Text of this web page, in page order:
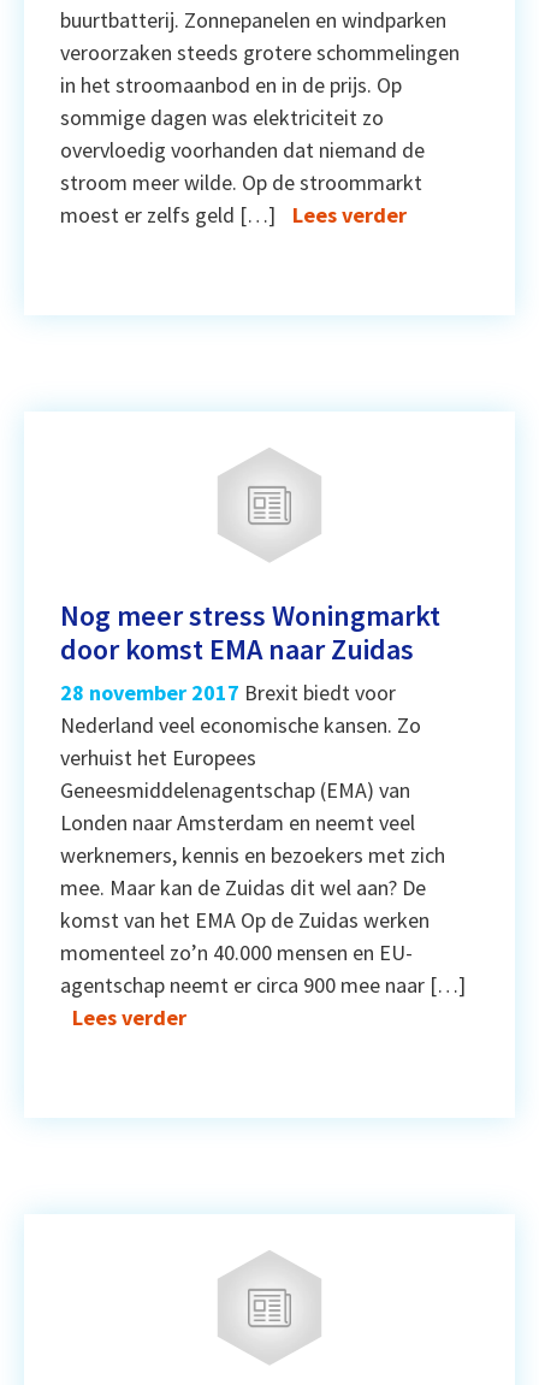
buurtbatterij. Zonnepanelen en windparken
veroorzaken steeds grotere schommelingen
in het stroomaanbod en in de prijs. Op
sommige dagen was elektriciteit zo
overvloedig voorhanden dat niemand de
stroom meer wilde. Op de stroommarkt
moest er zelfs geld […]
Lees verder
Nog meer stress Woningmarkt
door komst EMA naar Zuidas
28 november 2017 Brexit biedt voor
Nederland veel economische kansen. Zo
verhuist het Europees
Geneesmiddelenagentschap (EMA) van
Londen naar Amsterdam en neemt veel
werknemers, kennis en bezoekers met zich
mee. Maar kan de Zuidas dit wel aan? De
komst van het EMA Op de Zuidas werken
momenteel zo’n 40.000 mensen en EU-
agentschap neemt er circa 900 mee naar […]
Lees verder